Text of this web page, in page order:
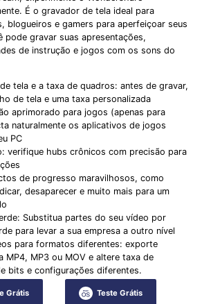
É o gravador de tela ideal para
blogueiros e gamers para aperfeiçoar seus
pode gravar suas apresentações,
de instrução e jogos com os sons do
tela e a taxa de quadros: antes de gravar,
de tela e uma taxa personalizada
aprimorado para jogos (apenas para
naturalmente os aplicativos de jogos
PC
verifique hubs crônicos com precisão para
de progresso maravilhosos, como
desaparecer e muito mais para um
Substitua partes do seu vídeo por
para levar a sua empresa a outro nível
para formatos diferentes: exporte
MP4, MP3 ou MOV e altere taxa de
bits e configurações diferentes.
Grátis Teste Grátis